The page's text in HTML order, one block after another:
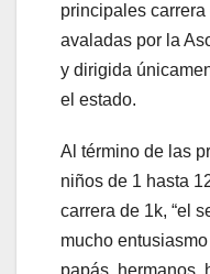
principales
avaladas por la
y dirigida
el estado.
Al término de las
niños de 1 hasta
carrera de 1k, “el
mucho